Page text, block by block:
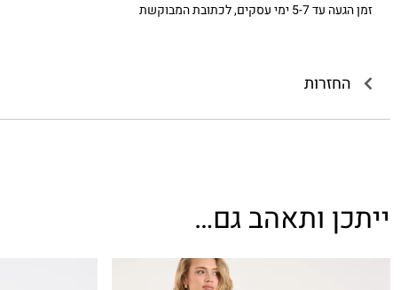
זמן הגעה עד 5-7 ימי עסקים, לכתובת המבוקשת
החזרות
ייתכן ותאהב גם…